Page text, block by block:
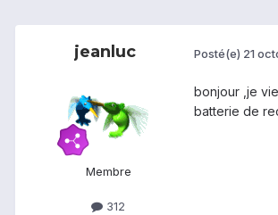
jeanluc
Membre
312
Posté(e) 21
bonjour ,je
batterie de